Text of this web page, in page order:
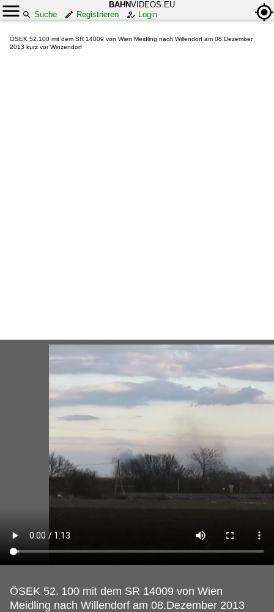
BAHNVIDEOS.EU
Suche
Registrieren Login
ÖSEK 52.100 mit dem SR 14009 von Wien Meidling nach Willendorf am 08.Dezember
2013 kurz vor Winzendorf
ÖSEK 52. 100 mit dem SR 14009 von Wien
Meidling nach Willendorf am 08.Dezember 2013